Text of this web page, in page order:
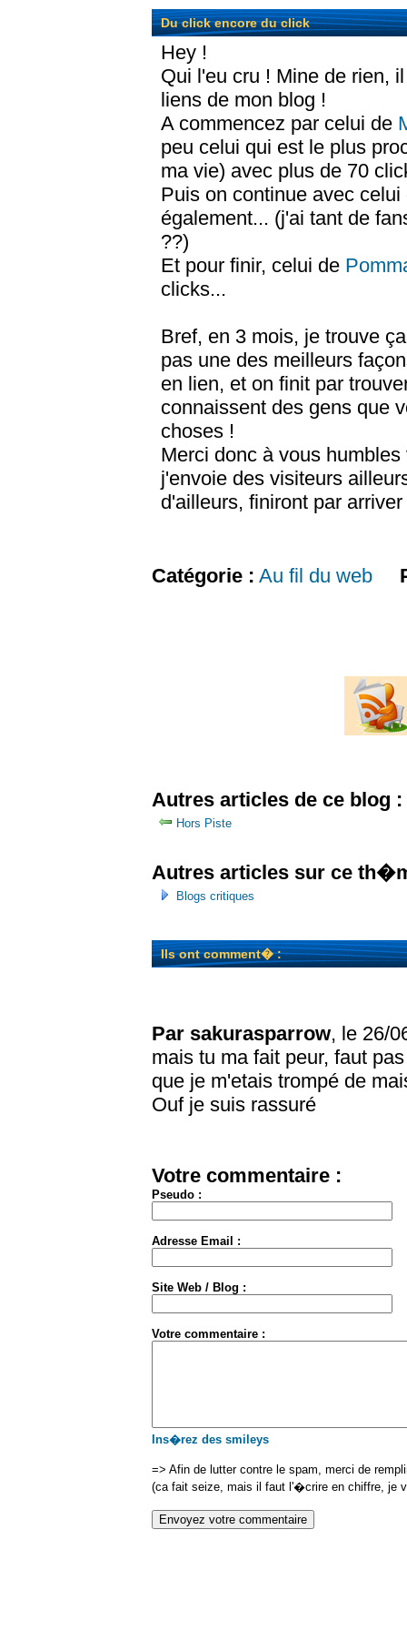
Du click encore du click
Hey !
Qui l'eu cru ! Mine de rien,
liens de mon blog !
A commencez par celui de
peu celui qui est le plus
ma vie) avec plus de 70
Puis on continue avec
également... (j'ai tant de
??)
Et pour finir, celui de
clicks...
Bref, en 3 mois, je trouve
pas une des meilleurs
en lien, et on finit par
connaissent des gens que
choses !
Merci donc à vous
j'envoie des visiteurs
d'ailleurs, finiront par
Catégorie : Au fil du web
Autres articles de ce blog :
Hors Piste
Autres articles sur ce
Blogs critiques
Ils ont comment� :
Par sakurasparrow, le 26/
mais tu ma fait peur, faut
que je m'etais trompé de
Ouf je suis rassuré
Votre commentaire :
Pseudo :
Adresse Email :
Site Web / Blog :
Votre commentaire :
Ins�rez des smileys
=> Afin de lutter contre le spam, merci de
(ca fait seize, mais il faut l'�crire en chiffre, je